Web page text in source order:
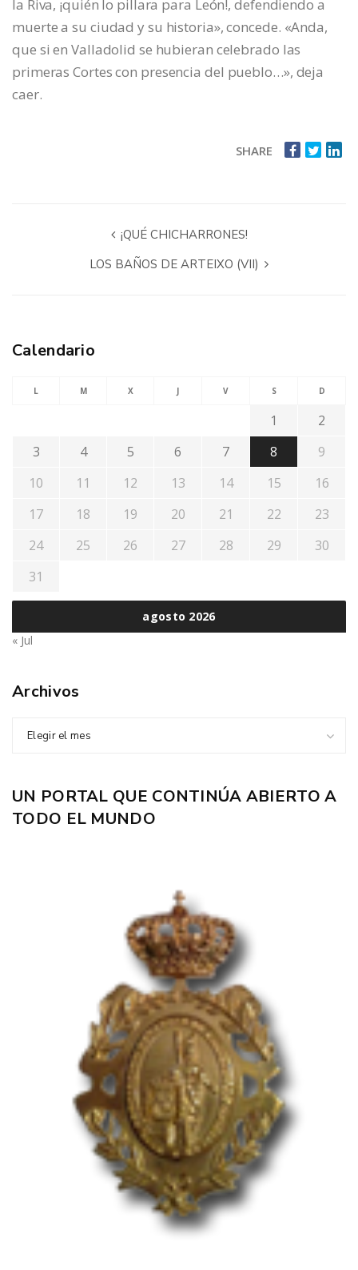
la Riva, ¡quién lo pillara para León!, defendiendo a
muerte a su ciudad y su historia», concede. «Anda,
que si en Valladolid se hubieran celebrado las
primeras Cortes con presencia del pueblo…», deja
caer.
SHARE
¡QUÉ CHICHARRONES!
LOS BAÑOS DE ARTEIXO (VII)
Calendario
agosto 2026
L M X J V S D
1
2
3
4 5 6 7 8
9
10
11 12 13 14 15
16
17
18 19 20 21 22
23
24
25 26 27 28 29
30
31
« Jul
Archivos
Elegir el mes
UN PORTAL QUE CONTINÚA ABIERTO A
TODO EL MUNDO